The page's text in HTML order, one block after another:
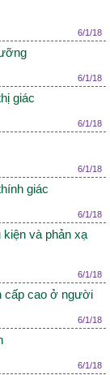
6/1/18
6/1/18
giác
6/1/18
6/1/18
giác
6/1/18
kiện và phản xạ
6/1/18
cấp cao ở người
6/1/18
6/1/18